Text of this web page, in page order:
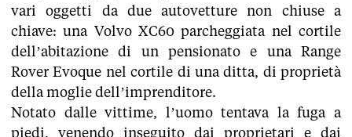
vari oggetti da due autovetture non chiuse a
chiave: una Volvo XC60 parcheggiata nel cortile
dell’abitazione di un pensionato e una Range
Rover Evoque nel cortile di una ditta, di proprietà
della moglie dell’imprenditore.
Notato dalle vittime, l’uomo tentava la fuga a
piedi, venendo inseguito dai proprietari e dai